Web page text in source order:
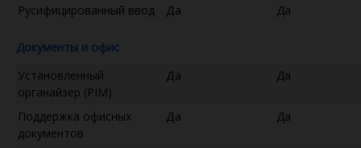
Русифицированный ввод
Да Да
Документы и офис
Установленный
органайзер (PIM)
Да Да
Поддержка офисных
документов
Да Да